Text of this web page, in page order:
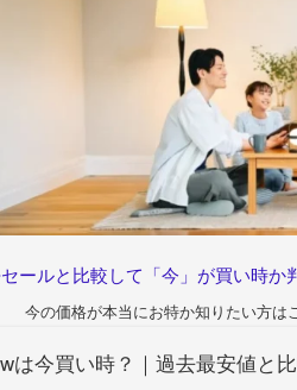
ールと比較して「今」が買い時か
今の価格が本当にお特か知りたい方は
は今買い時？｜過去最安値と